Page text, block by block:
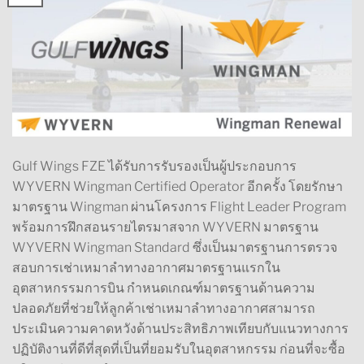
Gulf Wings FZE ได้รับการรับรองเป็นผู้ประกอบการ
WYVERN Wingman Certified Operator อีกครั้ง โดยรักษา
มาตรฐาน Wingman ผ่านโครงการ Flight Leader Program
พร้อมการฝึกสอนรายไตรมาสจาก WYVERN มาตรฐาน
WYVERN Wingman Standard ซึ่งเป็นมาตรฐานการตรวจ
สอบการเช่าเหมาลำทางอากาศมาตรฐานแรกใน
อุตสาหกรรมการบิน กำหนดเกณฑ์มาตรฐานด้านความ
ปลอดภัยที่ช่วยให้ลูกค้าเช่าเหมาลำทางอากาศสามารถ
ประเมินความคาดหวังด้านประสิทธิภาพเทียบกับแนวทางการ
ปฏิบัติงานที่ดีที่สุดที่เป็นที่ยอมรับในอุตสาหกรรม ก่อนที่จะซื้อ